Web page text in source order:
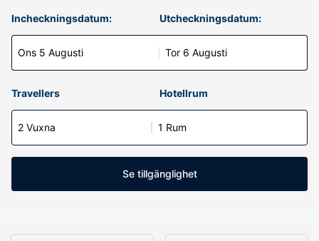
Incheckningsdatum:
Ons 5 Augusti
Utcheckningsdatum:
Tor 6 Augusti
Travellers Hotellrum
2 Vuxna 1 Rum
Se tillgänglighet